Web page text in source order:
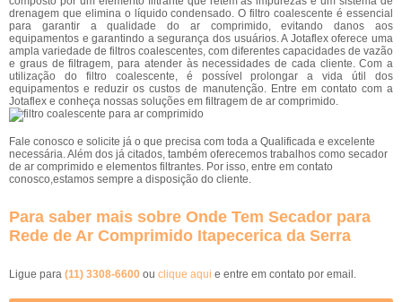
drenagem que elimina o líquido condensado. O filtro coalescente é essencial
para garantir a qualidade do ar comprimido, evitando danos aos
equipamentos e garantindo a segurança dos usuários. A Jotaflex oferece uma
ampla variedade de filtros coalescentes, com diferentes capacidades de vazão
e graus de filtragem, para atender às necessidades de cada cliente. Com a
utilização do filtro coalescente, é possível prolongar a vida útil dos
equipamentos e reduzir os custos de manutenção. Entre em contato com a
Jotaflex e conheça nossas soluções em filtragem de ar comprimido.
Fale conosco e solicite já o que precisa com toda a Qualificada e excelente
necessária. Além dos já citados, também oferecemos trabalhos como secador
de ar comprimido e elementos filtrantes. Por isso, entre em contato
conosco,estamos sempre a disposição do cliente.
Para saber mais sobre Onde Tem Secador para
Rede de Ar Comprimido Itapecerica da Serra
Ligue para (11) 3308-6600 ou clique aqui e entre em contato por email.